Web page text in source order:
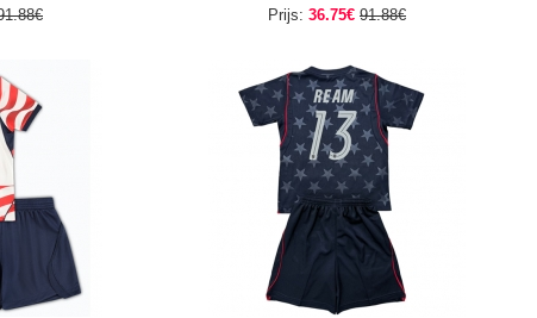
Prijs: 36.75€ 91.88€